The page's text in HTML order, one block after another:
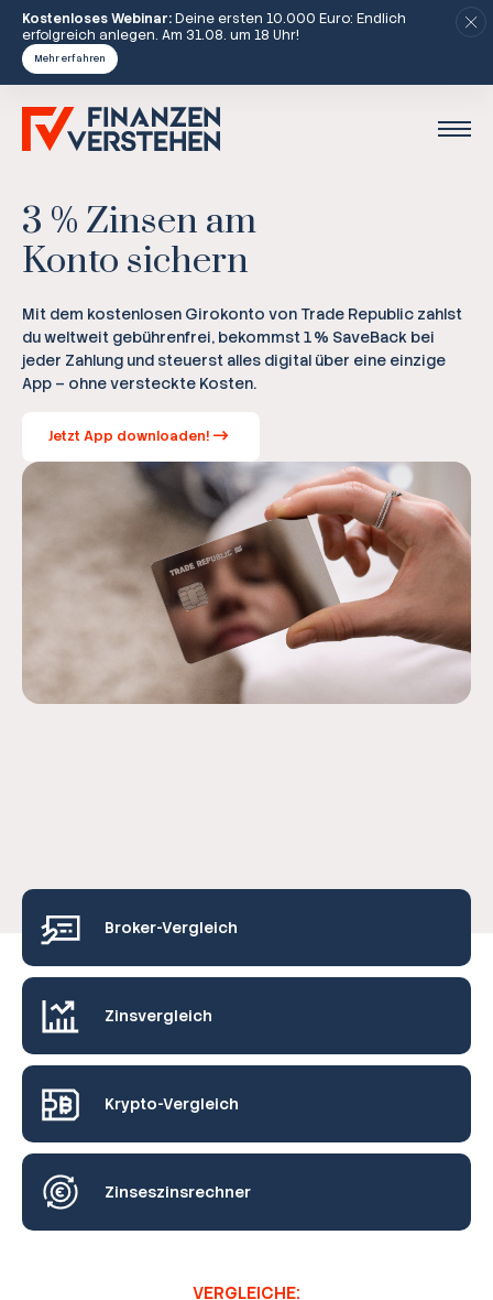
Kostenloses Webinar:Deine ersten 10.000 Euro: Endlich
erfolgreich anlegen. Am 31.08. um 18 Uhr!
Mehr erfahren
3 % Zinsen am
Konto sichern
Mit dem kostenlosen Girokonto von Trade Republic zahlst
du weltweit gebührenfrei, bekommst 1 % SaveBack bei
jeder Zahlung und steuerst alles digital über eine einzige
App – ohne versteckte Kosten.
Jetzt App downloaden!
Broker-Vergleich
Zinsvergleich
Krypto-Vergleich
Zinseszinsrechner
VERGLEICHE: